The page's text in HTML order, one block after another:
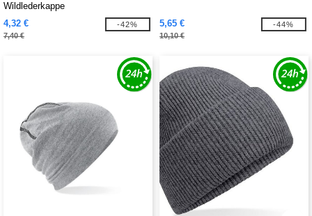
Wildlederkappe
4,32 €
7,40 €
-42% 5,65 €
10,10 €
-44%